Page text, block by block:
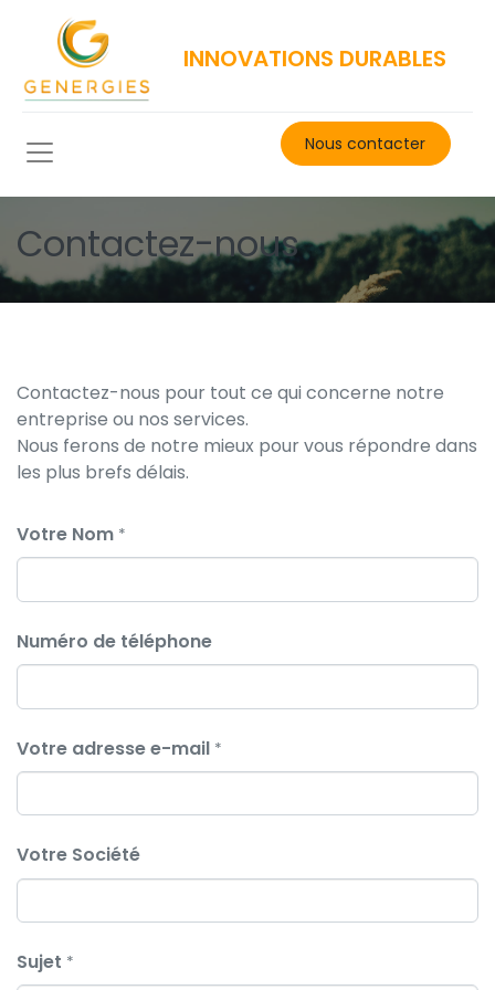
INNOVATIONS DURABLES
Nous contacter​
Contactez-nous
Contactez-nous pour tout ce qui concerne notre
entreprise ou nos services.
Nous ferons de notre mieux pour vous répondre dans
les plus brefs délais.
Votre Nom *
Numéro de téléphone
Votre adresse e-mail *
Votre Société
Sujet *